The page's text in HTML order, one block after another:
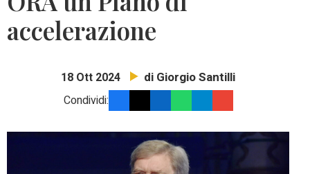
accelerazione
18 Ott 2024 di Giorgio Santilli
Condividi: